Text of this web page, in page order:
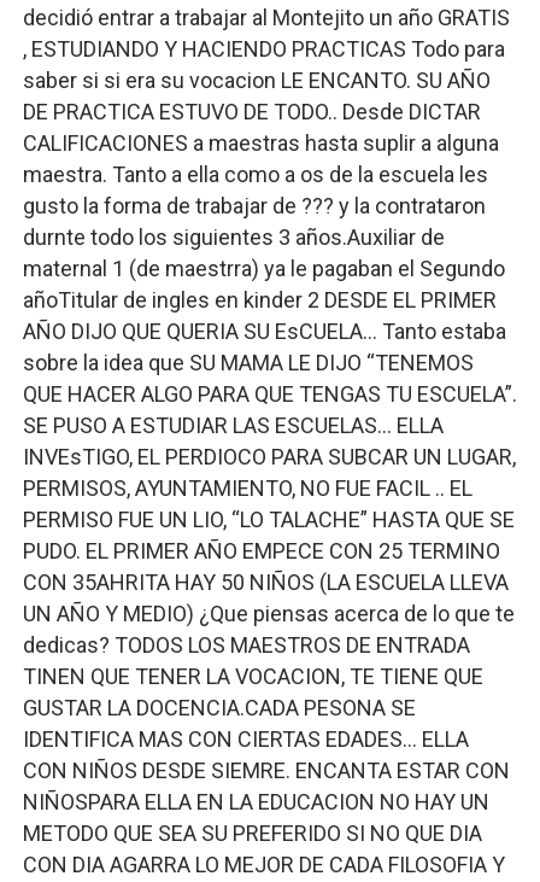
decidió entrar a trabajar al Montejito un año GRATIS
, ESTUDIANDO Y HACIENDO PRACTICAS Todo para
saber si si era su vocacion LE ENCANTO. SU AÑO
DE PRACTICA ESTUVO DE TODO.. Desde DICTAR
CALIFICACIONES a maestras hasta suplir a alguna
maestra. Tanto a ella como a os de la escuela les
gusto la forma de trabajar de ??? y la contrataron
durnte todo los siguientes 3 años.Auxiliar de
maternal 1 (de maestrra) ya le pagaban el Segundo
añoTitular de ingles en kinder 2 DESDE EL PRIMER
AÑO DIJO QUE QUERIA SU EsCUELA… Tanto estaba
sobre la idea que SU MAMA LE DIJO “TENEMOS
QUE HACER ALGO PARA QUE TENGAS TU ESCUELA”.
SE PUSO A ESTUDIAR LAS ESCUELAS… ELLA
INVEsTIGO, EL PERDIOCO PARA SUBCAR UN LUGAR,
PERMISOS, AYUNTAMIENTO, NO FUE FACIL .. EL
PERMISO FUE UN LIO, “LO TALACHE” HASTA QUE SE
PUDO. EL PRIMER AÑO EMPECE CON 25 TERMINO
CON 35AHRITA HAY 50 NIÑOS (LA ESCUELA LLEVA
UN AÑO Y MEDIO) ¿Que piensas acerca de lo que te
dedicas? TODOS LOS MAESTROS DE ENTRADA
TINEN QUE TENER LA VOCACION, TE TIENE QUE
GUSTAR LA DOCENCIA.CADA PESONA SE
IDENTIFICA MAS CON CIERTAS EDADES… ELLA
CON NIÑOS DESDE SIEMRE. ENCANTA ESTAR CON
NIÑOSPARA ELLA EN LA EDUCACION NO HAY UN
METODO QUE SEA SU PREFERIDO SI NO QUE DIA
CON DIA AGARRA LO MEJOR DE CADA FILOSOFIA Y